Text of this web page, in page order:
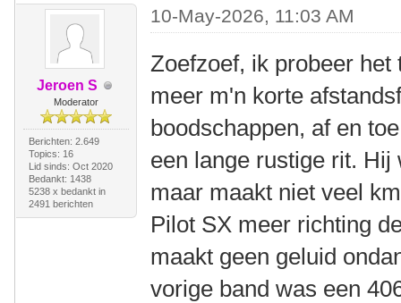
Jeroen S
Moderator
Berichten: 2.649
Topics: 16
Lid sinds: Oct 2020
Bedankt: 1438
5238 x bedankt in
2491 berichten
10-May-2026, 11:03 AM
Zoefzoef, ik probeer
meer m'n korte
boodschappen, af en
een lange rustige rit.
maar maakt niet veel
Pilot SX meer richting
maakt geen geluid
vorige band was een